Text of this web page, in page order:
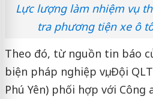
Lực lượng làm nhiệm vụ
tra phương tiện xe ô
Theo đó, từ nguồn tin báo
biện pháp nghiệp vụ, Đội
Phú Yên) phối hợp với Công